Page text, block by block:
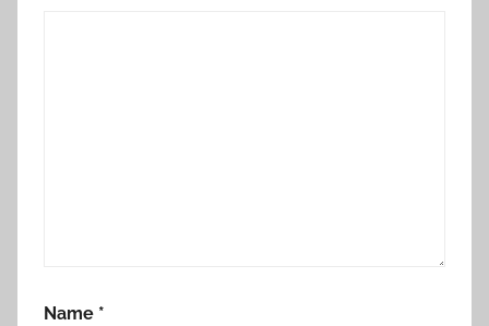
Name *